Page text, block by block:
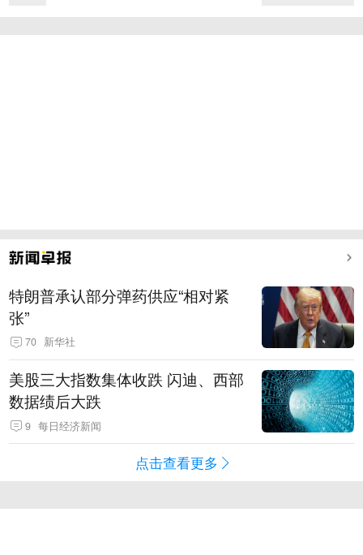
特朗普承认部分弹药供应“相对紧
张”
70 新华社
美股三大指数集体收跌 闪迪、西部
数据绩后大跌
9 每日经济新闻
点击查看更多